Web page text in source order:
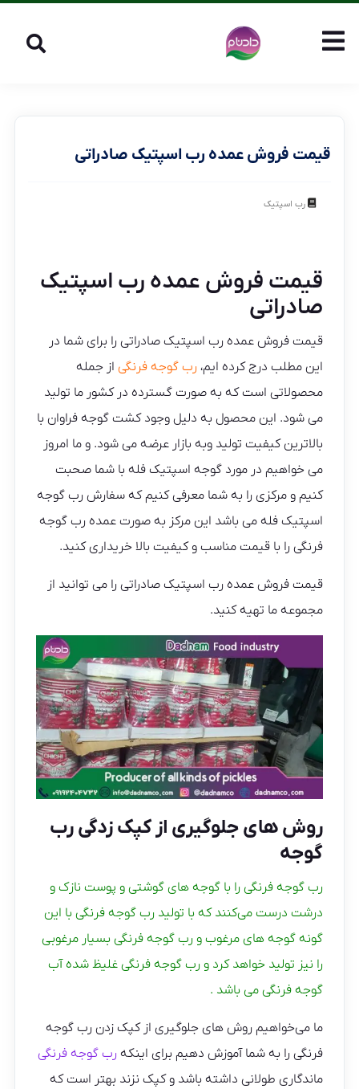
قیمت فروش عمده رب اسپتیک صادراتی
رب اسپتیک
قیمت فروش عمده رب اسپتیک
صادراتی
قیمت فروش عمده رب اسپتیک صادراتی را برای شما در
این مطلب درج کرده ایم، رب گوجه فرنگی از جمله
محصولاتی است که به صورت گسترده در کشور ما تولید
می شود. این محصول به دلیل وجود کشت گوجه فراوان با
بالاترین کیفیت تولید وبه بازار عرضه می شود. و ما امروز
می خواهیم در مورد گوجه اسپتیک فله با شما صحبت
کنیم و مرکزی را به شما معرفی کنیم که سفارش رب گوجه
اسپتیک فله می باشد این مرکز به صورت عمده رب گوجه
فرنگی را با قیمت مناسب و کیفیت بالا خریداری کنید.
قیمت فروش عمده رب اسپتیک صادراتی را می توانید از
مجموعه ما تهیه کنید.
روش های جلوگیری از کپک زدگی رب
گوجه
رب گوجه فرنگی را با گوجه های گوشتی و پوست نازک و
درشت درست می‌کنند که با تولید رب گوجه فرنگی با این
گونه گوجه های مرغوب و رب گوجه فرنگی بسیار مرغوبی
را نیز تولید خواهد کرد و رب گوجه فرنگی غلیظ شده آب
گوجه فرنگی می باشد .
ما می‌خواهیم روش های جلوگیری از کپک زدن رب گوجه
فرنگی را به شما آموزش دهیم برای اینکه رب گوجه فرنگی
ماندگاری طولانی داشته باشد و کپک نزند بهتر است که